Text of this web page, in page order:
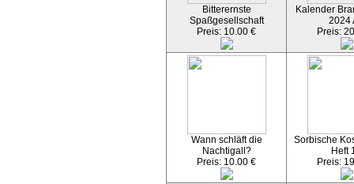
Bitterernste
Spaßgesellschaft
Preis: 10.00 €
Kalender
2024
Preis:
Wann schläft die
Nachtigall?
Preis: 10.00 €
Sorbische
Heft
Preis: